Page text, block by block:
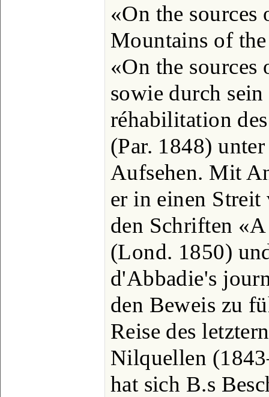
«On the
Mountains of
«On the
sowie durch
réhabilitation
(Par. 1848)
Aufsehen. Mit
er in einen
den Schriften
(Lond. 1850)
d'Abbadie's
den Beweis zu
Reise des
Nilquellen
hat sich B.s